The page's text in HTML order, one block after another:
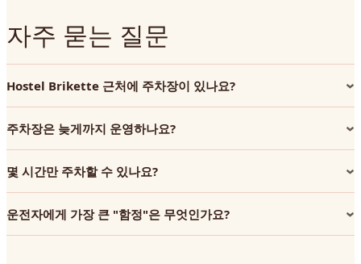
자주 묻는 질문
Hostel Brikette 근처에 주차장이 있나요?
주차장은 늦게까지 운영하나요?
몇 시간만 주차할 수 있나요?
운전자에게 가장 큰 "함정"은 무엇인가요?